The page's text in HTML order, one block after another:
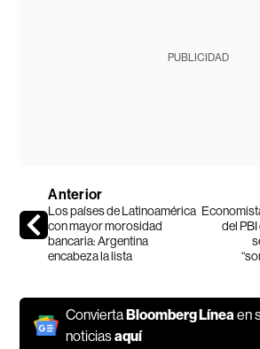
PUBLICIDAD
Anterior
Los países de Latinoamérica
con mayor morosidad
bancaria: Argentina
encabeza la lista
del PBI
ConviertaBloomberg Línea en
noticiasaquí